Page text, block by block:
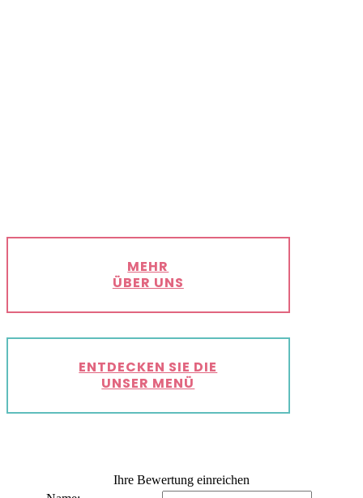
MEHR
ÜBER UNS
ENTDECKEN SIE DIE
UNSER MENÜ
Ihre Bewertung einreichen